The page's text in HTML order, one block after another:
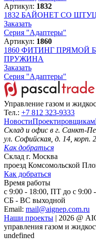
Артикул: 1832
1832 БАЙОНЕТ СО
Заказать
Серия "Адаптеры"
Артикул: 1860
1860 ФИТИНГ ПРЯМОЙ
ПРУЖИНА
Заказать
Серия "Адаптеры"
Управление газом и
Тел.: +7 812 323-9333
НовостиПроектировщикам
Склад и офис в г. Санкт-
ул. Софийская, д. 14, корп.
Как добраться
Склад г. Москва
проезд Комсомольской
Как добраться
Время работы
с 9:00 - 18:00, ПТ до с 9:00
СБ - ВС выходной
Email: mail@aignep.com.ru
Наши проекты | 2026 @
управления газом и
undefined